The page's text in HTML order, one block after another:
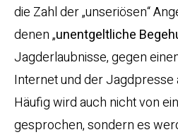
die Zahl der „unseriösen“
denen „unentgeltliche
Jagderlaubnisse, gegen
Internet und der
Häufig wird auch nicht von
gesprochen, sondern es